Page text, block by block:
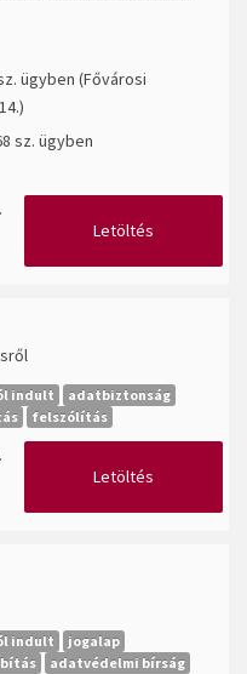
ügyben (Fővárosi
sz. ügyben
Letöltés
indult
adatbiztonság
felszólítás
Letöltés
indult
jogalap
adatvédelmi bírság